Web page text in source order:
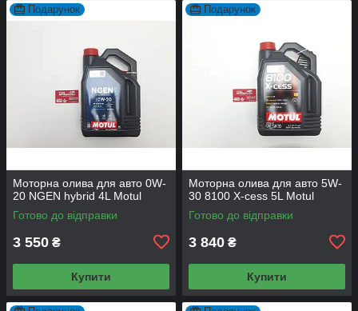
Подарунок
Моторна олива для авто 0W-
20 NGEN hybrid 4L Motul
Готово до відправки
3 550 ₴
Купити
Подарунок
Моторна олива для авто 5W-
30 8100 X-cess 5L Motul
Готово до відправки
3 840 ₴
Купити